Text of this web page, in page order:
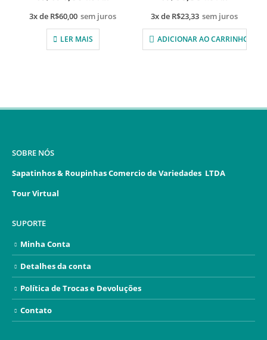
3x de R$60,00 sem juros
LER MAIS
3x de R$23,33 sem juros
ADICIONAR AO CARRINHO
SOBRE NÓS
Sapatinhos & Roupinhas Comercio de Variedades LTDA
Tour Virtual
SUPORTE
Minha Conta
Detalhes da conta
Política de Trocas e Devoluções
Contato